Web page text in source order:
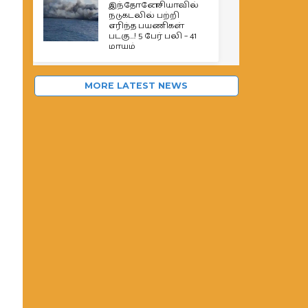
இந்தோனேசியாவில்
நடுகடலில் பற்றி
எரிந்த பயணிகள்
படகு…! 5 பேர் பலி – 41
மாயம்
MORE LATEST NEWS